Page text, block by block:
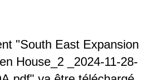
"South East Expansion
House_2 _2024-11-28-